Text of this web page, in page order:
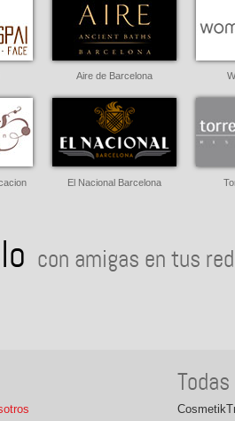
Aire de Barcelona
El Nacional Barcelona
con amigas en tus